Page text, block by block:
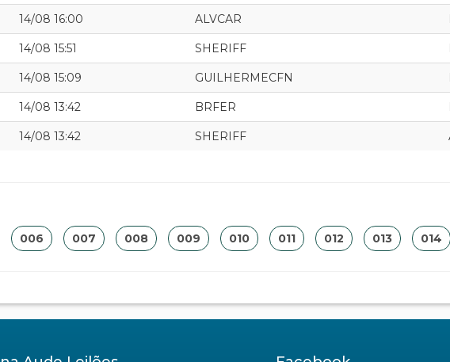
14/08 16:00 ALVCAR
14/08 15:51 SHERIFF
14/08 15:09 GUILHERMECFN
14/08 13:42 BRFER
14/08 13:42 SHERIFF
006 007 008 009 010 011 012 013 014